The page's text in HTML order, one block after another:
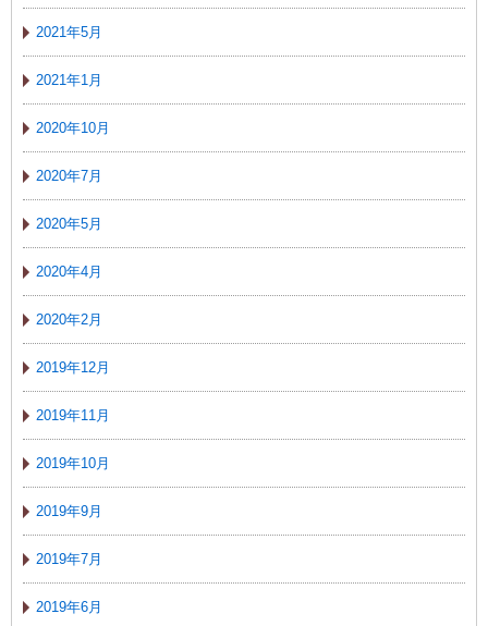
2021年5月
2021年1月
2020年10月
2020年7月
2020年5月
2020年4月
2020年2月
2019年12月
2019年11月
2019年10月
2019年9月
2019年7月
2019年6月